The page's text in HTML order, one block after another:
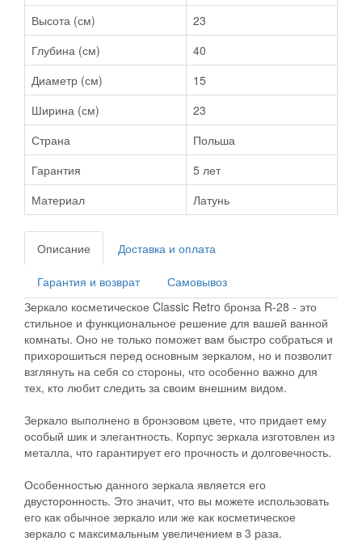
Высота (см)
23
Глубина (см)
40
Диаметр (см)
15
Ширина (см)
23
Страна
Польша
Гарантия
5 лет
Материал
Латунь
Описание Доставка и оплата
Гарантия и возврат
Самовывоз
Зеркало косметическое Classic Retro бронза R-28 - это
стильное и функциональное решение для вашей ванной
комнаты. Оно не только поможет вам быстро собраться и
прихорошиться перед основным зеркалом, но и позволит
взглянуть на себя со стороны, что особенно важно для
тех, кто любит следить за своим внешним видом.
Зеркало выполнено в бронзовом цвете, что придает ему
особый шик и элегантность. Корпус зеркала изготовлен из
металла, что гарантирует его прочность и долговечность.
Особенностью данного зеркала является его
двусторонность. Это значит, что вы можете использовать
его как обычное зеркало или же как косметическое
зеркало с максимальным увеличением в 3 раза.